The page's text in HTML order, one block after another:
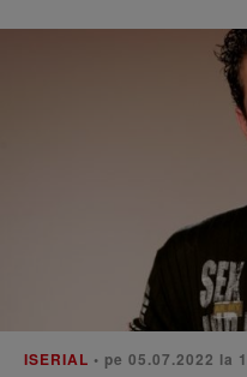
ISERIAL • pe 05.07.2022 la